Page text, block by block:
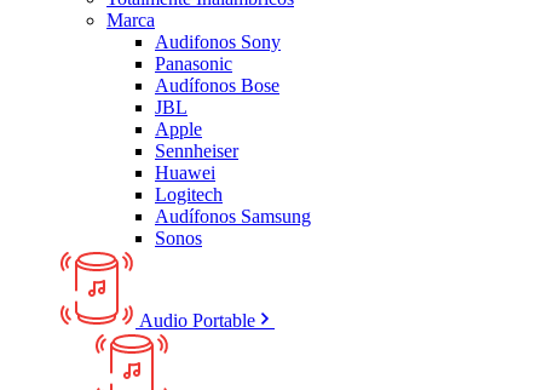
Marca
Audifonos Sony
Panasonic
Audífonos Bose
JBL
Apple
Sennheiser
Huawei
Logitech
Audífonos Samsung
Sonos
Audio Portable